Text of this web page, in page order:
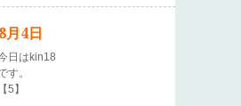
月4日
日はkin18
す。
5】